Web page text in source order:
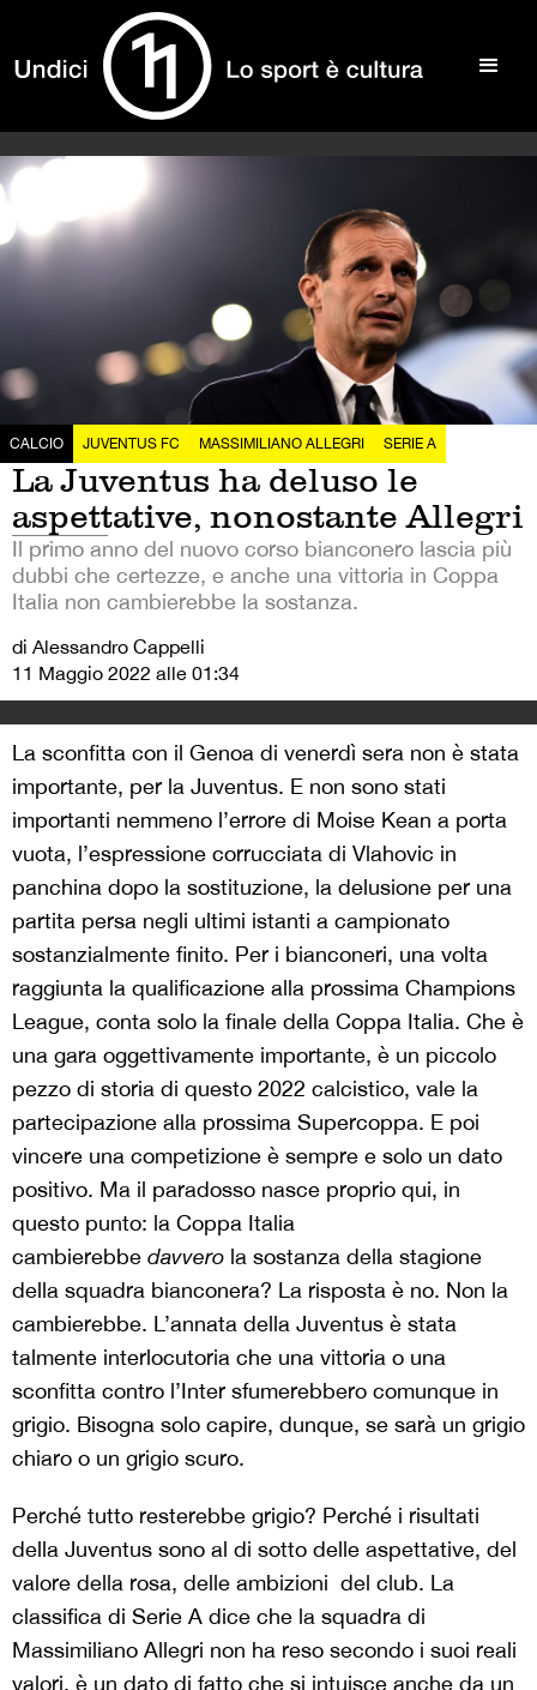
CALCIO JUVENTUS FC MASSIMILIANO ALLEGRI SERIE A
La Juventus ha deluso le
aspettative, nonostante Allegri
Il primo anno del nuovo corso bianconero lascia più
dubbi che certezze, e anche una vittoria in Coppa
Italia non cambierebbe la sostanza.
di Alessandro Cappelli
11 Maggio 2022 alle 01:34
La sconfitta con il Genoa di venerdì sera non è stata
importante, per la Juventus. E non sono stati
importanti nemmeno l’errore di Moise Kean a porta
vuota, l’espressione corrucciata di Vlahovic in
panchina dopo la sostituzione, la delusione per una
partita persa negli ultimi istanti a campionato
sostanzialmente finito. Per i bianconeri, una volta
raggiunta la qualificazione alla prossima Champions
League, conta solo la finale della Coppa Italia. Che è
una gara oggettivamente importante, è un piccolo
pezzo di storia di questo 2022 calcistico, vale la
partecipazione alla prossima Supercoppa. E poi
vincere una competizione è sempre e solo un dato
positivo. Ma il paradosso nasce proprio qui, in
questo punto: la Coppa Italia
cambierebbe davvero la sostanza della stagione
della squadra bianconera? La risposta è no. Non la
cambierebbe. L’annata della Juventus è stata
talmente interlocutoria che una vittoria o una
sconfitta contro l’Inter sfumerebbero comunque in
grigio. Bisogna solo capire, dunque, se sarà un grigio
chiaro o un grigio scuro.
Perché tutto resterebbe grigio? Perché i risultati
della Juventus sono al di sotto delle aspettative, del
valore della rosa, delle ambizioni del club. La
classifica di Serie A dice che la squadra di
Massimiliano Allegri non ha reso secondo i suoi reali
valori, è un dato di fatto che si intuisce anche da un